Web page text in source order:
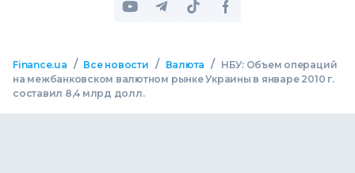
Finance.ua / Все новости / Валюта /
НБУ: Объем операций
на межбанковском валютном рынке Украины в январе 2010 г.
составил 8,4 млрд долл.